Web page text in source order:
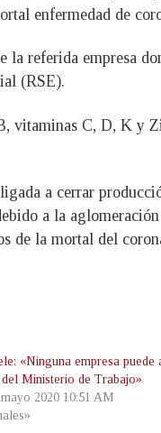
enfermedad de
referida empresa
(RSE).
vitaminas C, D, K y
a cerrar
a la
de la mortal del
«Ninguna empresa puede
Ministerio de Trabajo»
2020 10:51 AM